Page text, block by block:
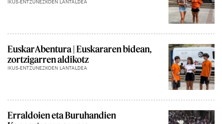
IKUS-ENTZUNEZKOEN LANTALDEA
EuskarAbentura | Euskararen bidean,
zortzigarren aldikotz
IKUS-ENTZUNEZKOEN LANTALDEA
Erraldoien eta Buruhandien